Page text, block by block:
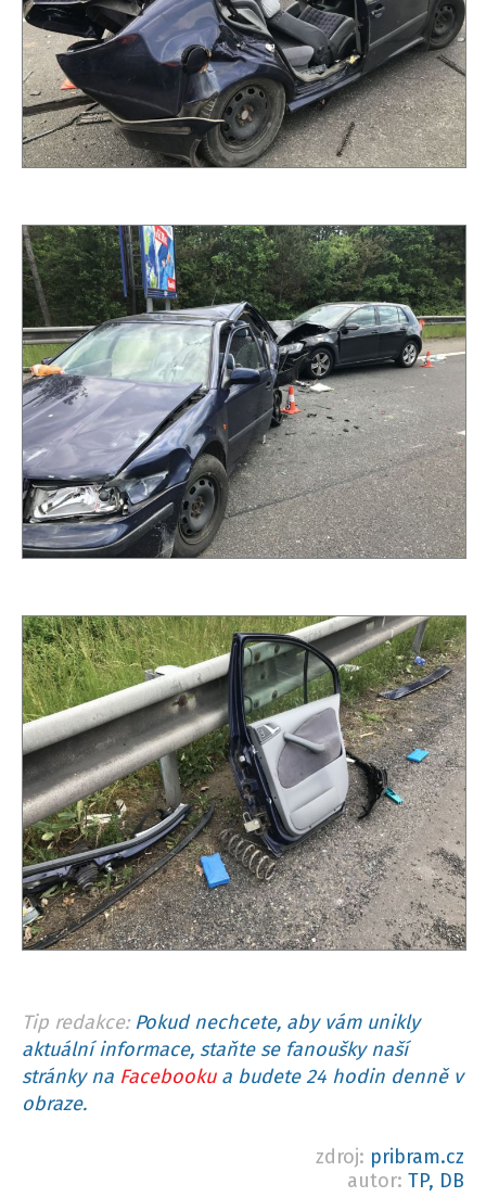
Tip redakce: Pokud nechcete, aby vám unikly
aktuální informace, staňte se fanoušky naší
stránky na Facebookua budete 24 hodin denně v
obraze.
zdroj: pribram.cz
autor: TP, DB